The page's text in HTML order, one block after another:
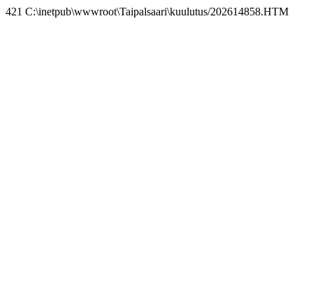
421 C:\inetpub\wwwroot\Taipalsaari\kuulutus/202614858.HTM